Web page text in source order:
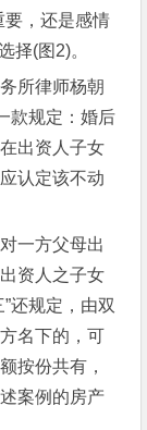
，还是感情
择(图2)。
所律师杨朝
款规定：婚后
在出资人子女
认定该不动
一方父母出
资人之子女
还规定，由双
名下的，可
按份共有，
案例的房产